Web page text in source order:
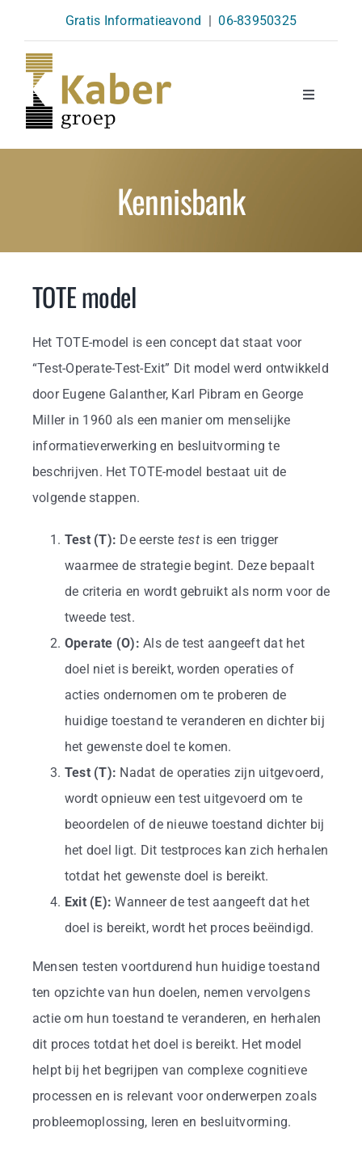
content
Gratis Informatieavond | 06-83950325
Toggle
Opleidingen
Agenda
Business
Info
Contact
Kennisbank
TOTE model
Het TOTE-model is een concept dat staat voor
“Test-Operate-Test-Exit” Dit model werd ontwikkeld
door Eugene Galanther, Karl Pibram en George
Miller in 1960 als een manier om menselijke
informatieverwerking en besluitvorming te
beschrijven. Het TOTE-model bestaat uit de
volgende stappen.
Test (T): De eerste testis een trigger
waarmee de strategie begint. Deze bepaalt
de criteria en wordt gebruikt als norm voor de
tweede test.
Operate (O): Als de test aangeeft dat het
doel niet is bereikt, worden operaties of
acties ondernomen om te proberen de
huidige toestand te veranderen en dichter bij
het gewenste doel te komen.
Test (T): Nadat de operaties zijn uitgevoerd,
wordt opnieuw een test uitgevoerd om te
beoordelen of de nieuwe toestand dichter bij
het doel ligt. Dit testproces kan zich herhalen
totdat het gewenste doel is bereikt.
Exit (E): Wanneer de test aangeeft dat het
doel is bereikt, wordt het proces beëindigd.
Mensen testen voortdurend hun huidige toestand
ten opzichte van hun doelen, nemen vervolgens
actie om hun toestand te veranderen, en herhalen
dit proces totdat het doel is bereikt. Het model
helpt bij het begrijpen van complexe cognitieve
processen en is relevant voor onderwerpen zoals
probleemoplossing, leren en besluitvorming.